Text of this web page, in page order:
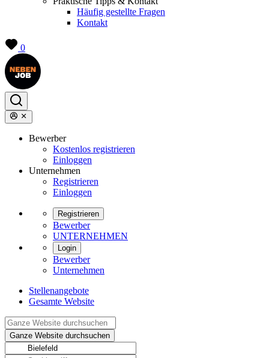
Häufig gestellte Fragen
Kontakt
0
Bewerber
Kostenlos registrieren
Einloggen
Unternehmen
Registrieren
Einloggen
Registrieren
Bewerber
UNTERNEHMEN
Login
Bewerber
Unternehmen
Stellenangebote
Gesamte Website